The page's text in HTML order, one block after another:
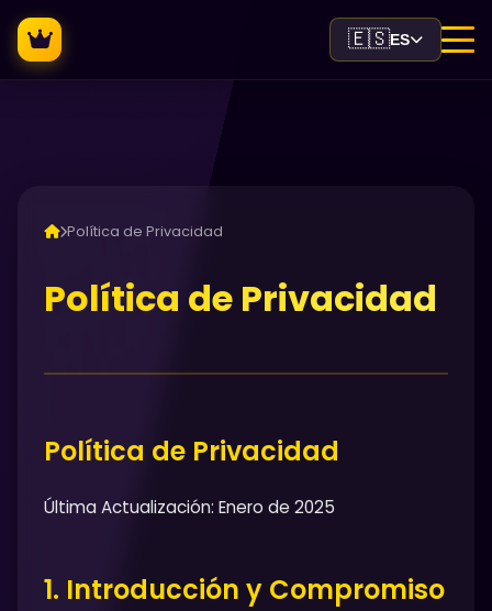
🇪🇸ES
Política de Privacidad
Política de Privacidad
Política de Privacidad
Última Actualización: Enero de 2025
1. Introducción y Compromiso